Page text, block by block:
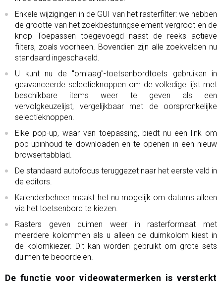
Enkele wijzigingen in de GUI van het rasterfilter: we hebben
de grootte van het zoekbesturingselement vergroot en de
knop Toepassen toegevoegd naast de reeks actieve
filters, zoals voorheen. Bovendien zijn alle zoekvelden nu
standaard ingeschakeld.
U kunt nu de "omlaag"-toetsenbordtoets gebruiken in
geavanceerde selectieknoppen om de volledige lijst met
beschikbare items weer te geven als een
vervolgkeuzelijst, vergelijkbaar met de oorspronkelijke
selectieknoppen.
Elke pop-up, waar van toepassing, biedt nu een link om
pop-upinhoud te downloaden en te openen in een nieuw
browsertabblad.
De standaard autofocus teruggezet naar het eerste veld in
de editors.
Kalenderbeheer maakt het nu mogelijk om datums alleen
via het toetsenbord te kiezen.
Rasters geven duimen weer in rasterformaat met
meerdere kolommen als u alleen de duimkolom kiest in
de kolomkiezer. Dit kan worden gebruikt om grote sets
duimen te beoordelen.
De functie voor videowatermerken is versterkt